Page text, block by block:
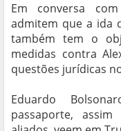
Em conversa
admitem que a ida
também tem o
medidas contra
questões jurídicas
Eduardo
passaporte,